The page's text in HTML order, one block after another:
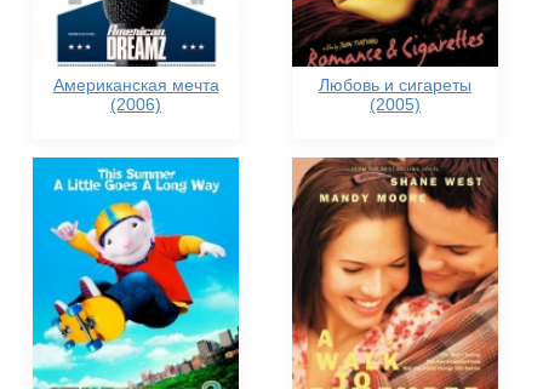
Американская мечта
(2006)
Любовь и сигареты
(2005)